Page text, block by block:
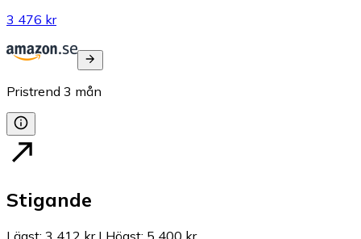
3 476 kr
Pristrend 3 mån
Stigande
Lägst: 3 412 kr| Högst: 5 400 kr